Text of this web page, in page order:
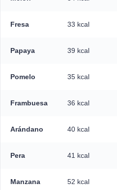
Fresa 33 kcal
Papaya 39 kcal
Pomelo 35 kcal
Frambuesa 36 kcal
Arándano 40 kcal
Pera 41 kcal
Manzana 52 kcal